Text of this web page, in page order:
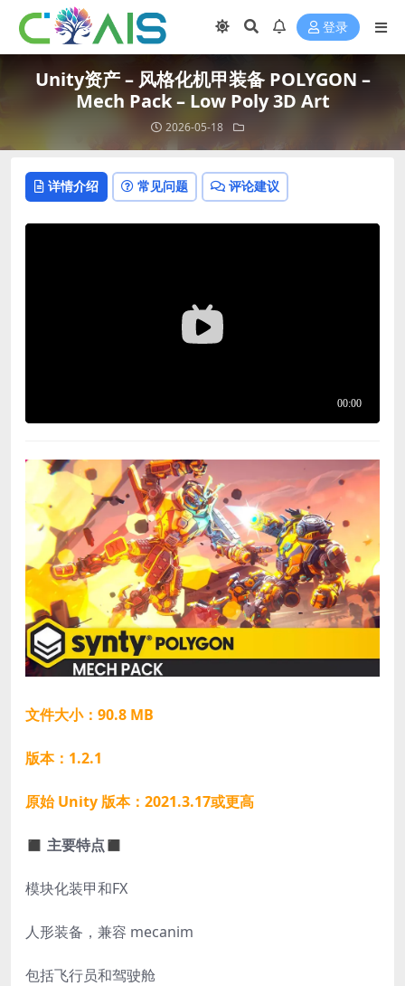
登录
Unity资产 – 风格化机甲装备 POLYGON –
Mech Pack – Low Poly 3D Art
2026-05-18
详情介绍 常见问题 评论建议
文件大小：90.8 MB
版本：1.2.1
原始 Unity 版本：2021.3.17或更高
◼ 主要特点◼
模块化装甲和FX
人形装备，兼容 mecanim
包括飞行员和驾驶舱